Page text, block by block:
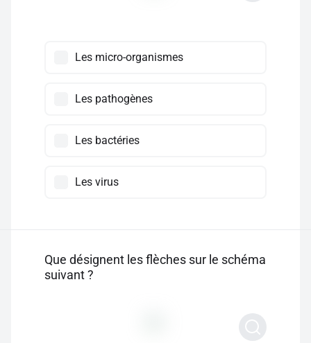
Les micro-organismes
Les pathogènes
Les bactéries
Les virus
Que désignent les flèches sur le schéma
suivant ?